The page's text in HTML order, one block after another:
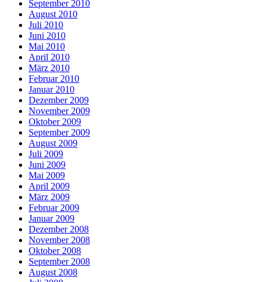
September 2010
August 2010
Juli 2010
Juni 2010
Mai 2010
April 2010
März 2010
Februar 2010
Januar 2010
Dezember 2009
November 2009
Oktober 2009
September 2009
August 2009
Juli 2009
Juni 2009
Mai 2009
April 2009
März 2009
Februar 2009
Januar 2009
Dezember 2008
November 2008
Oktober 2008
September 2008
August 2008